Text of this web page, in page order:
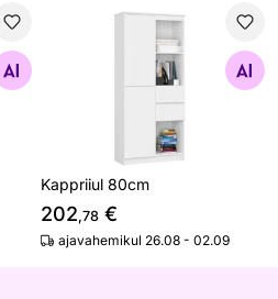
Kappriiul 80cm
Otsi sarnaseid
Kappriiul 80cm
202,78 €
ajavahemikul 26.08 - 02.09